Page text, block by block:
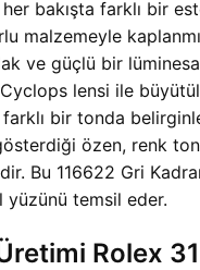
bakışta farklı bir
malzemeyle
ve güçlü bir
lensi ile
bir tonda
özen, renk
Bu 116622 Gri
yüzünü temsil eder.
Rolex